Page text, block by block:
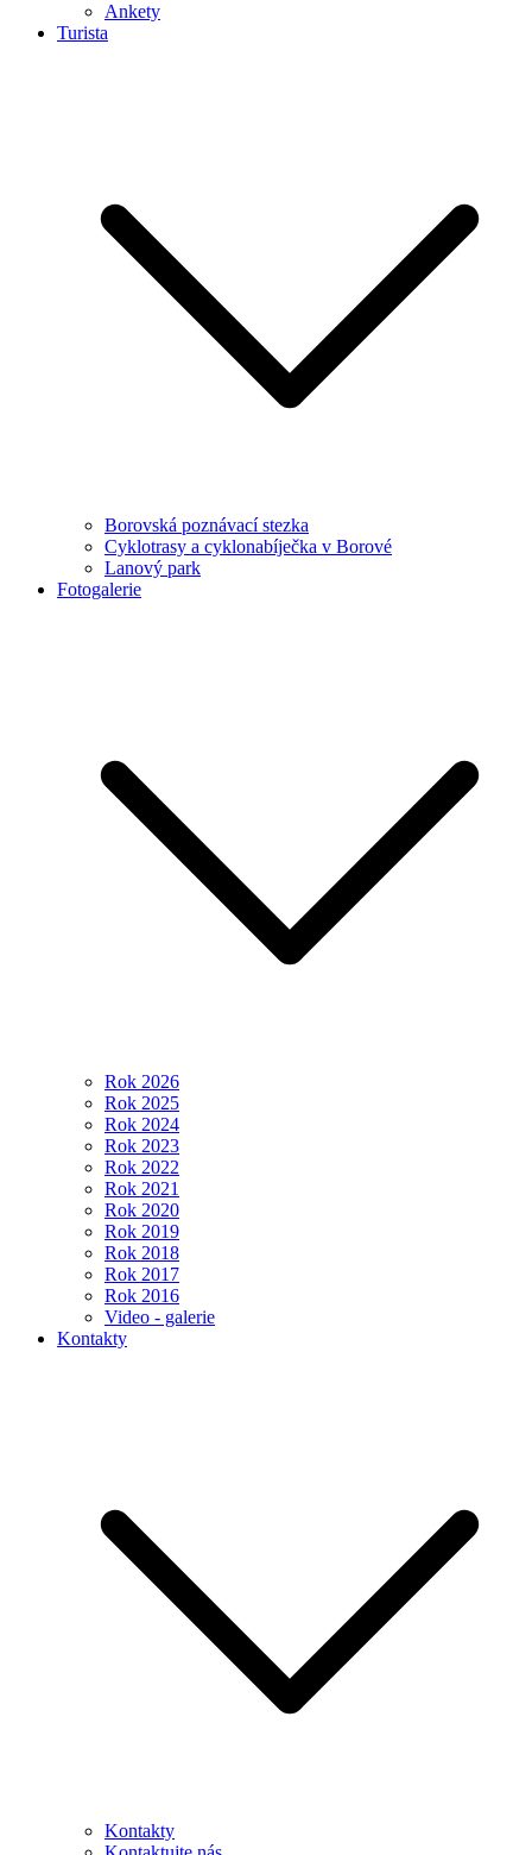
Ankety
Turista
Borovská poznávací stezka
Cyklotrasy a cyklonabíječka v Borové
Lanový park
Fotogalerie
Rok 2026
Rok 2025
Rok 2024
Rok 2023
Rok 2022
Rok 2021
Rok 2020
Rok 2019
Rok 2018
Rok 2017
Rok 2016
Video - galerie
Kontakty
Kontakty